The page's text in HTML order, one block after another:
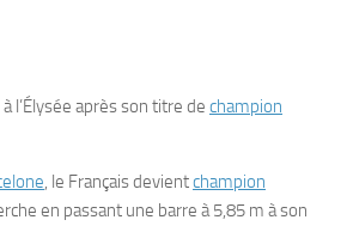
l’Élysée après son titre de champion
, le Français devientchampion
en passant une barre à 5,85 m à son